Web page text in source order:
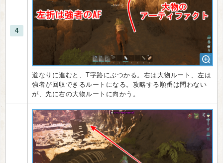
4
道なりに進むと、T字路にぶつかる。右は大物ルート、左は
強者が回収できるルートになる。攻略する順番は問わない
が、先に右の大物ルートに向かう。